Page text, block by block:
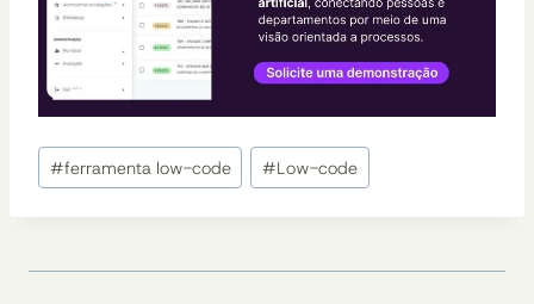
Tags
do
#ferramenta low-code #Low-code